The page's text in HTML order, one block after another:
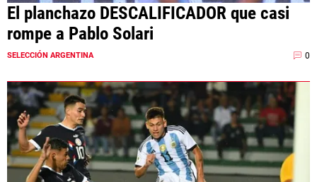
El planchazo DESCALIFICADOR que casi
rompe a Pablo Solari
SELECCIÓN ARGENTINA 0